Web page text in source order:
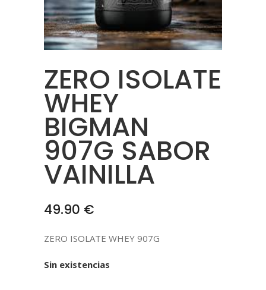
ZERO ISOLATE
WHEY
BIGMAN
907G SABOR
VAINILLA
49.90 €
ZERO ISOLATE WHEY 907G
Sin existencias